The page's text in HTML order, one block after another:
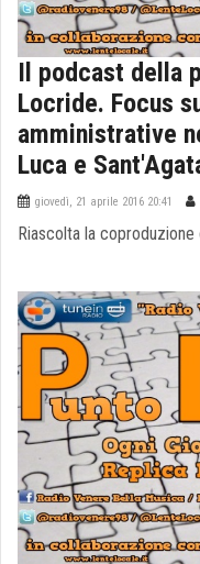
Il podcast della
Locride. Focus
amministrative
Luca e
giovedì, 21 aprile 2016 20:41
Riascolta la